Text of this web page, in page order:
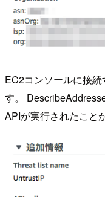
EC2コンソールに接
す。
APIが実行されたこと